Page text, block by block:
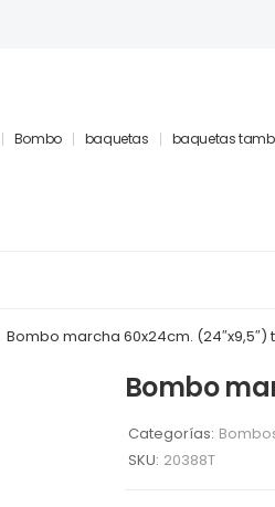
Bombo baquetas baquetas
Bombo marcha 60x24cm. (24″x9,5″)
Bombo
Categorías:
SKU: 20388T